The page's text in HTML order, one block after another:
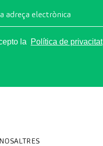
adreça electrònica
la Política de privacitat